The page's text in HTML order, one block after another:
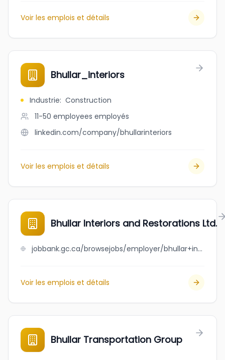
Voir les emplois et détails
Bhullar_interiors
Industrie: Construction
11-50 employees employés
linkedin.com/company/bhullarinteriors
Voir les emplois et détails
Bhullar Interiors and Restorations Ltd.
jobbank.gc.ca/browsejobs/employer/bhullar+interiors+and+restorations+ltd./ca
Voir les emplois et détails
Bhullar Transportation Group